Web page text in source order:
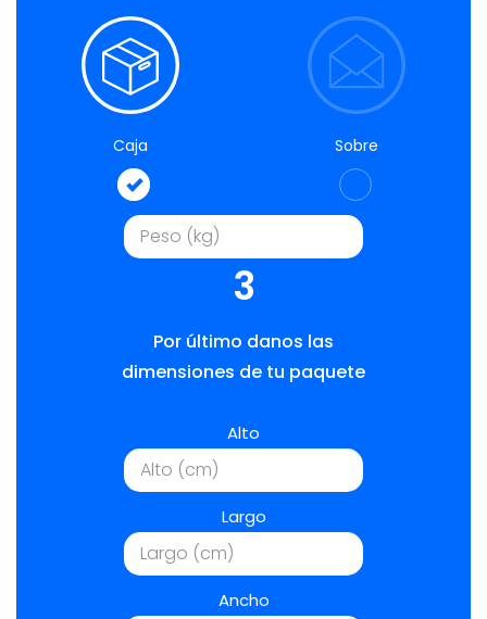
Caja Sobre
3
Por último danos las
dimensiones de tu paquete
Alto
Largo
Ancho